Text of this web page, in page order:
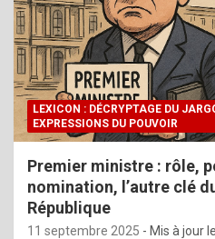
LEXICON : DÉCRYPTAGE DU
EXPRESSIONS DU POUVOIR
Premier ministre : rôle,
nomination, l’autre clé
République
11 septembre 2025 - Mis à jour le